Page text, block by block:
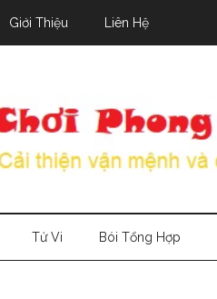
Giới Thiệu Liên Hệ
Tử Vi Bói Tổng Hợp